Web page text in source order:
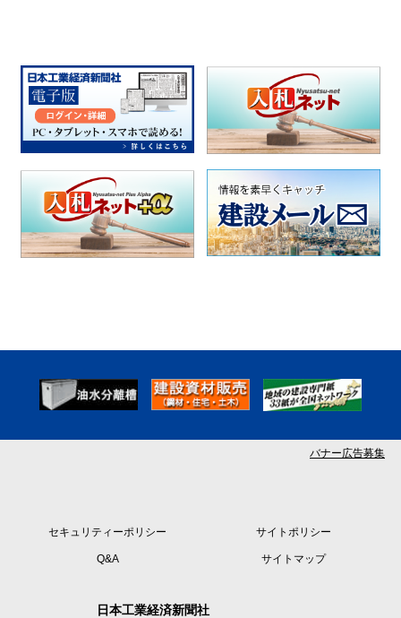
バナー広告募集
セキュリティーポリシー サイトポリシー
Q&A サイトマップ
日本工業経済新聞社